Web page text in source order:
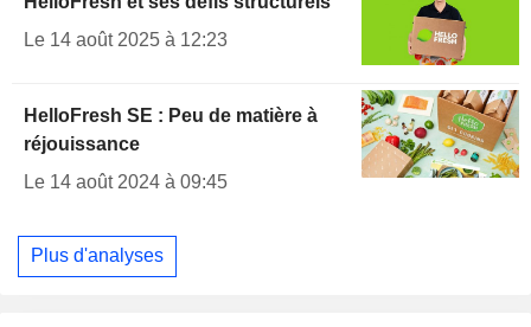
Le 14 août 2025 à 12:23
HelloFresh SE : Peu de matière à
réjouissance
Le 14 août 2024 à 09:45
Plus d'analyses